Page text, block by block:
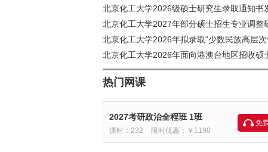
北京化工大学2026级硕士研究生录取通知书
北京化工大学2027年部分硕士招生专业调整
北京化工大学2026年拟录取“少数民族高层次
北京化工大学2026年面向港澳台地区招收硕
热门网课
2027考研政治全程班 1班
课时：232 限时优惠：￥1190
免